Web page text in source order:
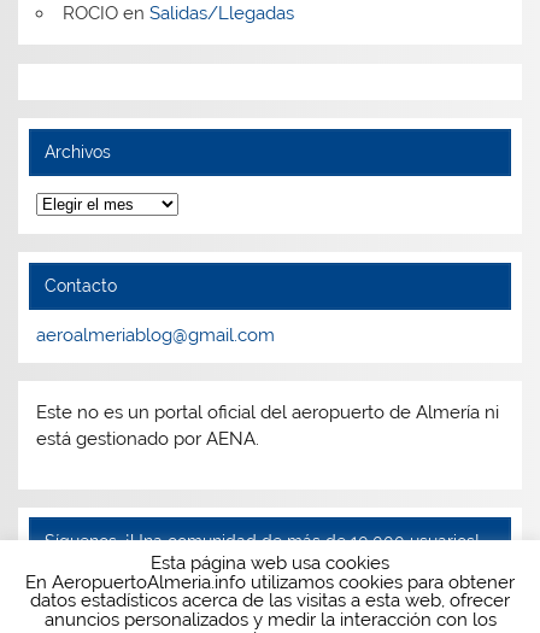
ROCIOen Salidas/Llegadas
Archivos
Archivos
Contacto
aeroalmeriablog@gmail.com
Este no es un portal oficial del aeropuerto de Almería ni
está gestionado por AENA.
Síguenos, ¡Una comunidad de más de 10.000 usuarios!
Facebook
TwitterInstagramTelegram
Esta página web usa cookies
En AeropuertoAlmeria.info utilizamos cookies para obtener
datos estadísticos acerca de las visitas a esta web, ofrecer
anuncios personalizados y medir la interacción con los